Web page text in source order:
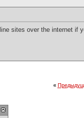
sites over the internet
«